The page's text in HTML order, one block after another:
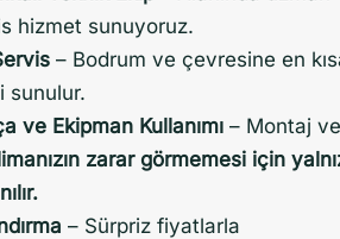
hizmet sunuyoruz.
– Bodrum ve çevresine en
sunulur.
ve Ekipman Kullanımı – Montaj ve
zarar görmemesi için
– Sürpriz fiyatlarla